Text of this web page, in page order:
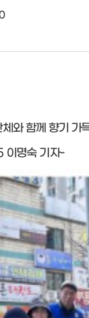
와 함께 향기 가
이명숙 기자-